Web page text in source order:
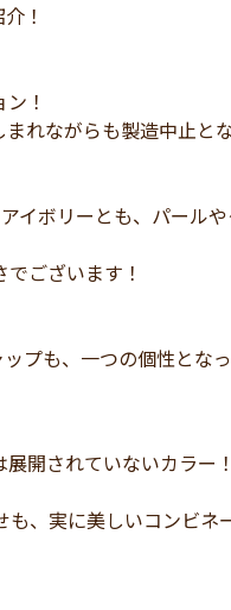
！
！
れながらも製造中止と
イボリーとも、パール
ございます！
プも、一つの個性となっ
開されていないカラー！
、実に美しいコンビネ